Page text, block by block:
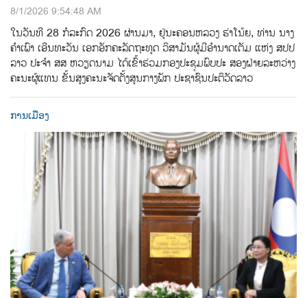
8/1/2026 9:54:48 AM
ໃນວັນທີ 28 ກໍລະກົດ 2026 ຜ່ານມາ, ຢູ່ນະຄອນຫລວງ ຮ່າໂນ້ຍ, ທ່ານ ນາງ
ຄຳເພົາ ເອີນທະວັນ ເອກອັກຄະລັດຖະທູດ ວິສາມັນຜູ້ມີອຳນາດເຕັມ ແຫ່ງ ສປປ
ລາວ ປະຈຳ ສສ ຫວຽດນາມ ໄດ້ເຂົ້າຮ່ວມກອງປະຊຸມພົບປະ ສອງຝ່າຍລະຫວ່າງ
ຄະນະຜູ້ແທນ ຂັ້ນສູງຄະນະຈັດຕັ້ງສູນກາງພັກ ປະຊາຊົນປະຕິວັດລາວ
ການເມືອງ